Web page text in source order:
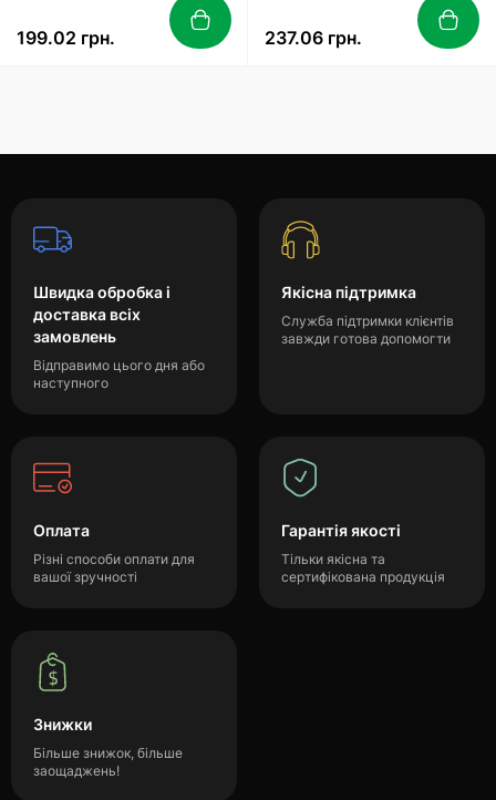
199.02 грн. 237.06 грн.
Швидка обробка і
доставка всіх
замовлень
Відправимо цього дня або
наступного
Якісна підтримка
Служба підтримки клієнтів
завжди готова допомогти
Оплата
Різні способи оплати для
вашої зручності
Гарантія якості
Тільки якісна та
сертифікована продукція
Знижки
Більше знижок, більше
заощаджень!